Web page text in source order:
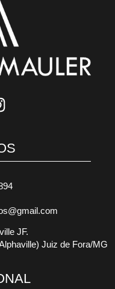
JF.
Juiz de Fora/MG